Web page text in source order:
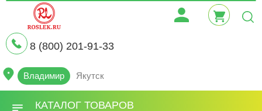
8 (800) 201-91-33
Владимир Якутск
КАТАЛОГ ТОВАРОВ